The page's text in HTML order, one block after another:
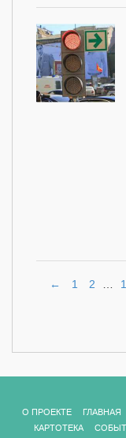
← 1 2 …
О ПРОЕКТЕ ГЛАВНАЯ
КАРТОТЕКА